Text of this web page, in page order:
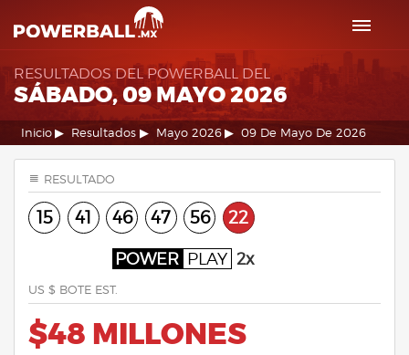
RESULTADOS DEL POWERBALL DEL
SÁBADO, 09 MAYO 2026
Inicio Resultados Mayo 2026 09 De Mayo De 2026
RESULTADO
15 41 46 47 56 22
POWER PLAY 2x
US $ BOTE EST.
$48 MILLONES